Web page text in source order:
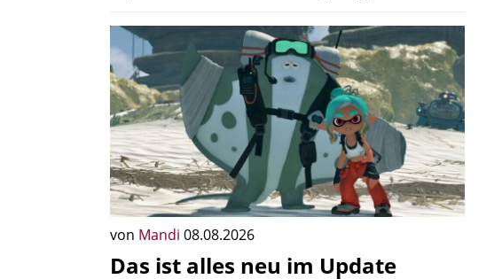
von Mandi 08.08.2026
Das ist alles neu im Update